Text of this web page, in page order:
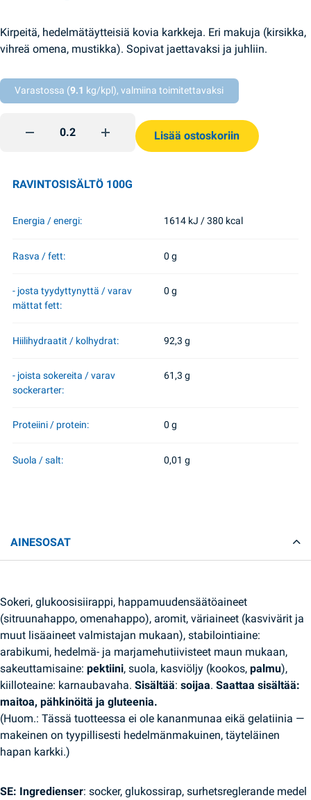
Kirpeitä, hedelmätäytteisiä kovia karkkeja. Eri makuja (kirsikka,
vihreä omena, mustikka). Sopivat jaettavaksi ja juhliin.
Varastossa (9.1 kg/kpl), valmiina toimitettavaksi
Peppinez Roshen quantity
Lisää ostoskoriin
RAVINTOSISÄLTÖ 100G
Energia / energi: 1614 kJ / 380 kcal
Rasva / fett: 0 g
- josta tyydyttynyttä / varav
mättat fett:
0 g
Hiilihydraatit / kolhydrat: 92,3 g
- joista sokereita / varav
sockerarter:
61,3 g
Proteiini / protein: 0 g
Suola / salt: 0,01 g
AINESOSAT
Sokeri, glukoosisiirappi, happamuudensäätöaineet
(sitruunahappo, omenahappo), aromit, väriaineet (kasvivärit ja
muut lisäaineet valmistajan mukaan), stabilointiaine:
arabikumi, hedelmä- ja marjamehutiivisteet maun mukaan,
sakeuttamisaine: pektiini, suola, kasviöljy (kookos, palmu),
kiilloteaine: karnaubavaha. Sisältää: soijaa. Saattaa sisältää:
maitoa, pähkinöitä ja gluteenia.
(Huom.: Tässä tuotteessa ei ole kananmunaa eikä gelatiinia —
makeinen on tyypillisesti hedelmänmakuinen, täyteläinen
hapan karkki.)
SE: Ingredienser: socker, glukossirap, surhetsreglerande medel